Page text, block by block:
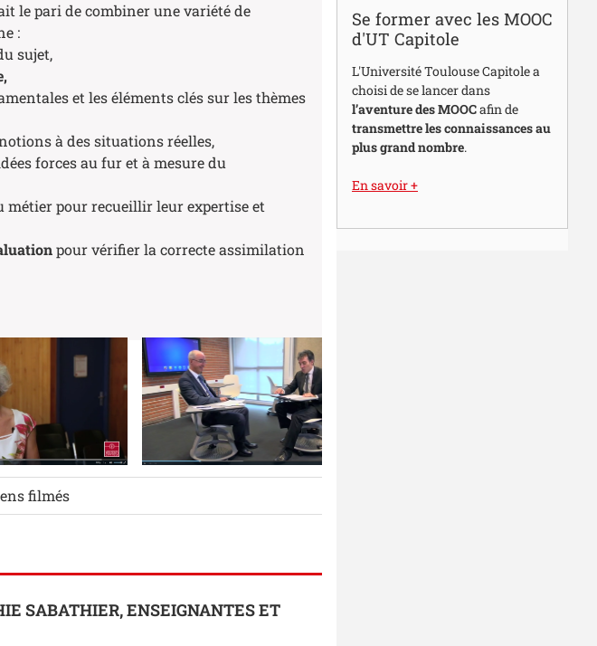
le pari de combiner une variété de
:
sujet,
et les éléments clés sur les thèmes
à des situations réelles,
forces au fur et à mesure du
métier pour recueillir leur expertise et
pour vérifier la correcte assimilation
filmés
SABATHIER, ENSEIGNANTES ET
Se former avec les MOOC
d'UT Capitole
L'Université Toulouse Capitole a
choisi de se lancer dans
l’aventure des MOOCafin de
transmettre les connaissances au
plus grand nombre.
En savoir +